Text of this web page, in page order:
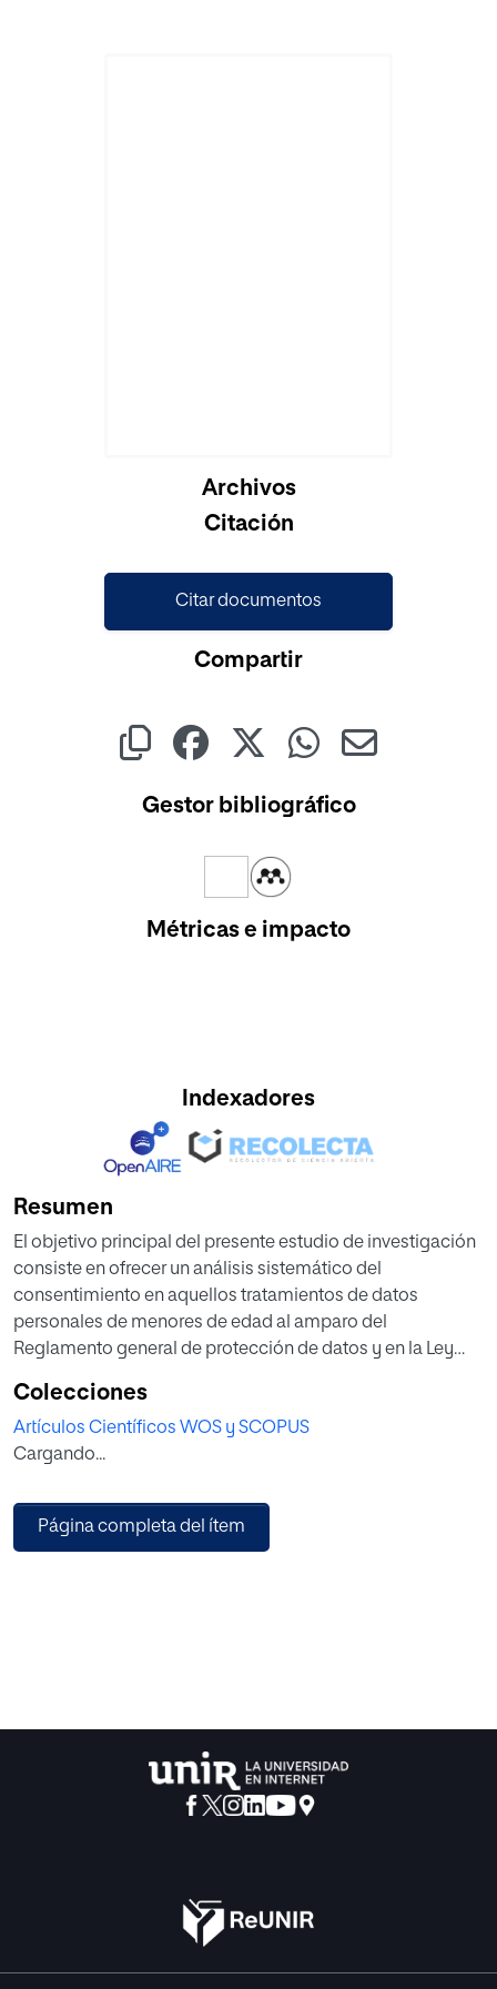
Archivos
Citación
Citar documentos
Compartir
Gestor bibliográfico
Métricas e impacto
Indexadores
Resumen
El objetivo principal del presente estudio de investigación
consiste en ofrecer un análisis sistemático del
consentimiento en aquellos tratamientos de datos
personales de menores de edad al amparo del
Reglamento general de protección de datos y en la Ley
Garantía de Derechos Digitales. En concreto, además de
profundizar en el consentimiento como base jurídica
fundamental, se diseccionan los contornos esenciales de
garantizar la prestación de este consentimiento, haciendo
especial énfasis en las singularidades que ello presenta
Colecciones
Artículos Científicos WOS y SCOPUS
Cargando...
Página completa del ítem